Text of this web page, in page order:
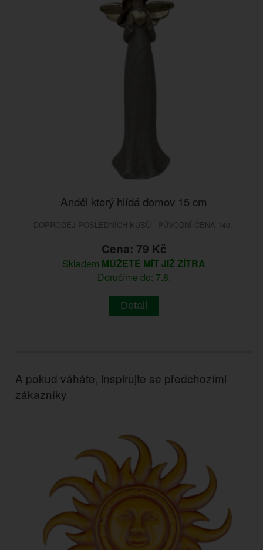
Anděl který hlídá domov 15 cm
DOPRODEJ POSLEDNÍCH KUSŮ - PŮVODNÍ CENA 149.-
Cena: 79 Kč
Skladem MŮŽETE MÍT JIŽ ZÍTRA
Doručíme do: 7.8.
Detail
A pokud váháte, inspirujte se předchozími
zákazníky